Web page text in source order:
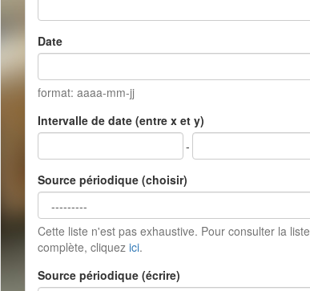
Date
format: aaaa-mm-jj
Intervalle de date (entre x et y)
-
Source périodique (choisir)
Cette liste n'est pas exhaustive. Pour consulter la liste
complète, cliquez ici.
Source périodique (écrire)